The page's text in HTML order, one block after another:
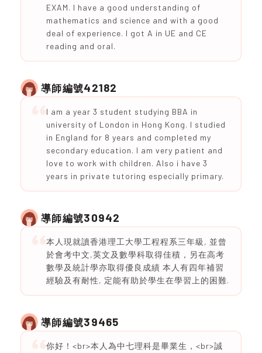
EXAM. I have a good understanding of
mathematics and science and with a good
deal of experience. I got A in UE and CE
reading and oral.
導師編號42182
I am a year 3 student studying BBA in
university of London in Hong Kong. I studied
in England for 8 years and completed my
secondary education. I am very patient and
love to work with children. Also i have 3
years in private tutoring especially primary.
導師編號30942
本人現就讀香港理工大學工程程系三年級, 並曾
於會考中文,英文及數學科取得佳積，另在高考
數學及統計學亦取得優良成績 本人有四年補習
經驗及有耐性, 定能有助於學生在學習上的困難.
導師編號39465
你好！<br>本人為中七理科是畢業生，<br>誠